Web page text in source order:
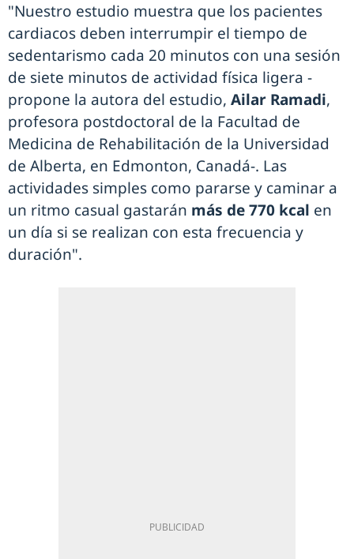
"Nuestro estudio muestra que los pacientes
cardiacos deben interrumpir el tiempo de
sedentarismo cada 20 minutos con una sesión
de siete minutos de actividad física ligera -
propone la autora del estudio, Ailar Ramadi,
profesora postdoctoral de la Facultad de
Medicina de Rehabilitación de la Universidad
de Alberta, en Edmonton, Canadá-. Las
actividades simples como pararse y caminar a
un ritmo casual gastarán más de 770 kcal en
un día si se realizan con esta frecuencia y
duración".